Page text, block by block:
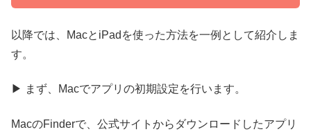
以降では、MacとiPadを使った方法を一例として紹介しま
す。
▶︎ まず、Macでアプリの初期設定を行います。
MacのFinderで、公式サイトからダウンロードしたアプリ